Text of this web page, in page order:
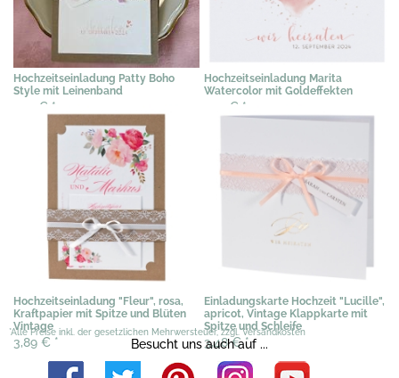
Hochzeitseinladung Patty Boho
Style mit Leinenband
2,19 € *
Hochzeitseinladung Marita
Watercolor mit Goldeffekten
2,19 € *
Hochzeitseinladung "Fleur", rosa,
Kraftpapier mit Spitze und Blüten
Vintage
3,89 € *
Einladungskarte Hochzeit "Lucille",
apricot, Vintage Klappkarte mit
Spitze und Schleife
3,48 €*
*Alle Preise inkl. der gesetzlichen Mehrwersteuer, zzgl. Versandkosten
Besucht uns auch auf ...